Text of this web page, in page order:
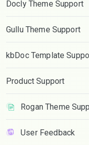
Docly Theme Support
Gullu Theme Support
kbDoc Template
Product Support
Rogan Theme
User Feedback